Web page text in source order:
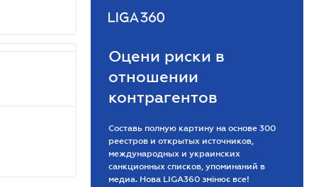
Оцени риски в
отношении
контрагентов
Составь полную картину на основе 300
реестров и открытых источников,
международных и украинских
санкционных списков, упоминаний в
медиа. Нова LIGA360 змінює все!